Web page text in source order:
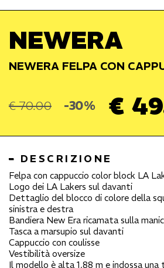
NEWERA
NEWERA FELPA CON
€ 70.00 -30% €
DESCRIZIONE
Felpa con cappuccio color block LA
Logo dei LA Lakers sul davanti
Dettaglio del blocco di colore della
sinistra e destra
Bandiera New Era ricamata sulla
Tasca a marsupio sul davanti
Cappuccio con coulisse
Vestibilità oversize
Il modello è alta 1,88 m e indossa una